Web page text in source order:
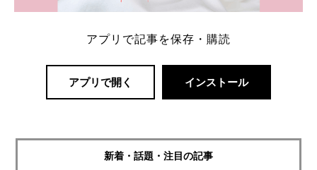
アプリで記事を保存・購読
アプリで開く インストール
新着・話題・注目の記事